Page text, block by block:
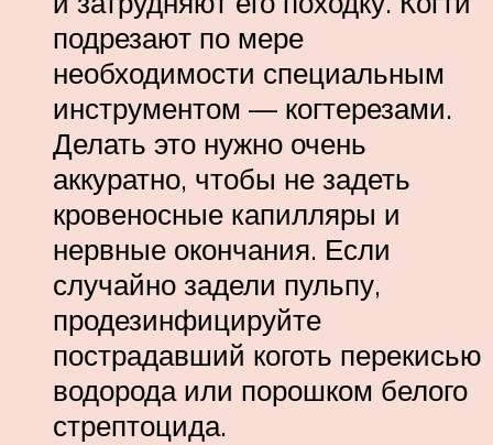
подрезают по мере
необходимости специальным
инструментом — когтерезами.
Делать это нужно очень
аккуратно, чтобы не задеть
кровеносные капилляры и
нервные окончания. Если
случайно задели пульпу,
продезинфицируйте
пострадавший коготь перекисью
водорода или порошком белого
стрептоцида.